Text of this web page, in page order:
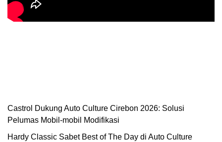
Castrol Dukung Auto Culture Cirebon 2026: Solusi
Pelumas Mobil-mobil Modifikasi
Hardy Classic Sabet Best of The Day di Auto Culture